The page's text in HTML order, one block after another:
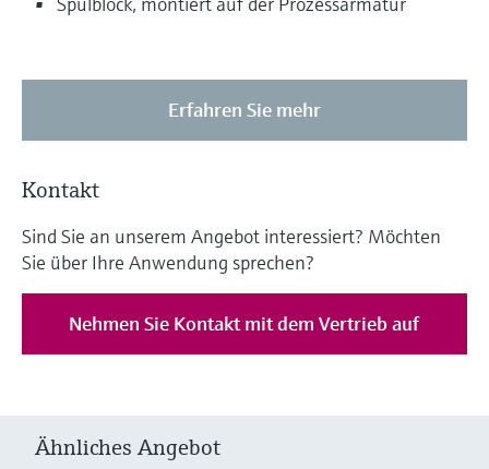
Erfahren Sie mehr
Kontakt
Sind Sie an unserem Angebot interessiert? Möchten
Sie über Ihre Anwendung sprechen?
Nehmen Sie Kontakt mit dem Vertrieb auf
Ähnliches Angebot